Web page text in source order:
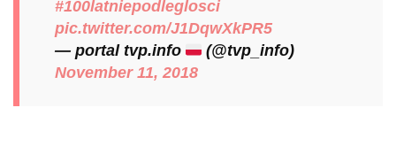
#100latniepodleglosci
pic.twitter.com/J1DqwXkPR5
— portal tvp.info
(@tvp_info)
November 11, 2018